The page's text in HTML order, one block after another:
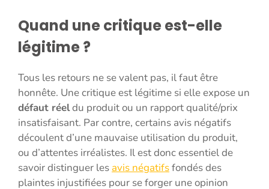
Quand une critique est-elle
légitime ?
Tous les retours ne se valent pas, il faut être
honnête. Une critique est légitime si elle expose un
défaut réeldu produit ou un rapport qualité/prix
insatisfaisant. Par contre, certains avis négatifs
découlent d’une mauvaise utilisation du produit,
ou d’attentes irréalistes. Il est donc essentiel de
savoir distinguer les avis négatifsfondés des
plaintes injustifiées pour se forger une opinion